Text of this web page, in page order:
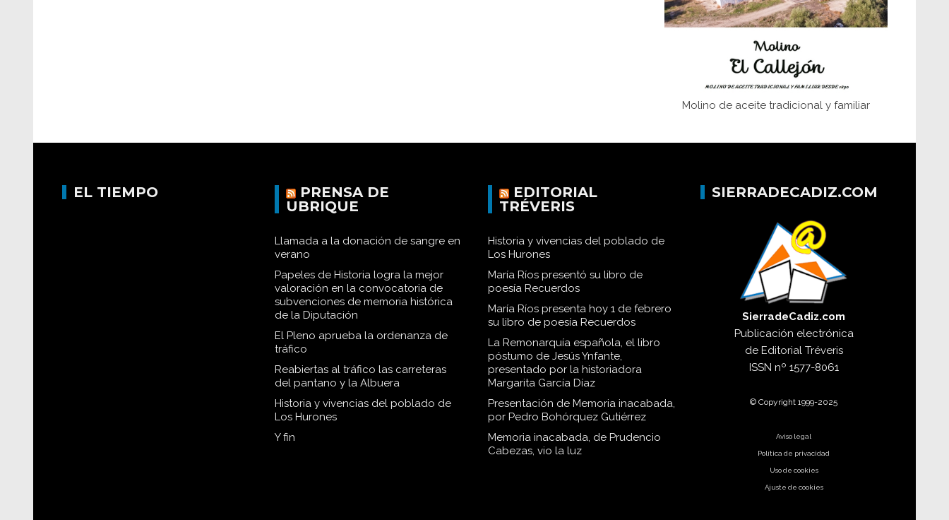
Juntar las letras. La alfabetización en el
campo: del afán de saber a la
Historia y vivencias del poblado de Los
Molino de aceite tradicional y familiar
EL TIEMPO
PRENSA DE
UBRIQUE
Llamada a la donación de sangre en
verano
Papeles de Historia logra la mejor
valoración en la convocatoria de
subvenciones de memoria histórica
de la Diputación
El Pleno aprueba la ordenanza de
tráfico
Reabiertas al tráfico las carreteras
del pantano y la Albuera
Historia y vivencias del poblado de
Los Hurones
Y fin
EDITORIAL
TRÉVERIS
Historia y vivencias del poblado de
Los Hurones
María Ríos presentó su libro de
poesía Recuerdos
María Ríos presenta hoy 1 de febrero
su libro de poesía Recuerdos
La Remonarquía española, el libro
póstumo de Jesús Ynfante,
presentado por la historiadora
Margarita García Díaz
Presentación de Memoria inacabada,
por Pedro Bohórquez Gutiérrez
Memoria inacabada, de Prudencio
Cabezas, vio la luz
SIERRADECADIZ.COM
SierradeCadiz.com
Publicación electrónica
de Editorial Tréveris
ISSN nº 1577-8061
© Copyright 1999-2025
Aviso legal
Política de privacidad
Uso de cookies
Ajuste de cookies